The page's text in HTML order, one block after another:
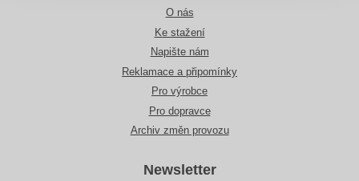
O nás
Ke stažení
Napište nám
Reklamace a připomínky
Pro výrobce
Pro dopravce
Archiv změn provozu
Newsletter